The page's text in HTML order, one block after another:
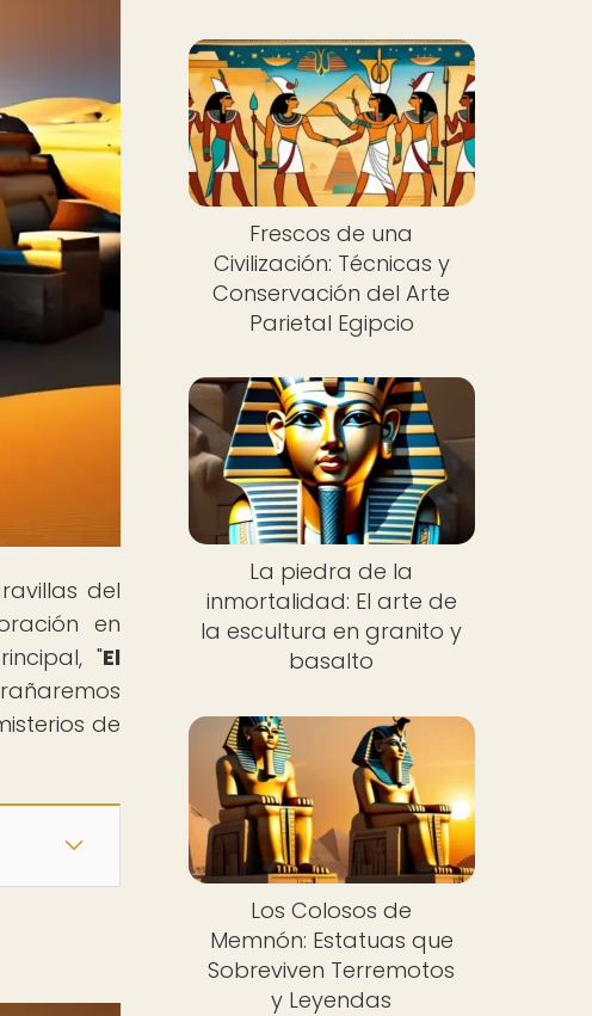
del
en
"El
de
Frescos de una
Civilización: Técnicas y
Conservación del Arte
Parietal Egipcio
La piedra de la
inmortalidad: El arte de
la escultura en granito y
basalto
Los Colosos de
Memnón: Estatuas que
Sobreviven Terremotos
y Leyendas